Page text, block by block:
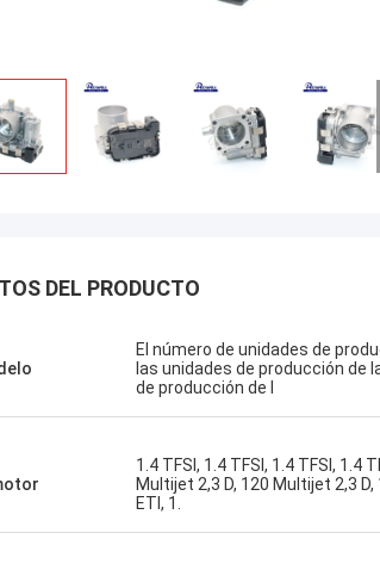
DEL PRODUCTO
El número de unidades de
las unidades de producción de
de producción de l
1.4 TFSI, 1.4 TFSI, 1.4 TFSI, 1.4
Multijet 2,3 D, 120 Multijet 2,3 D,
ETI, 1.